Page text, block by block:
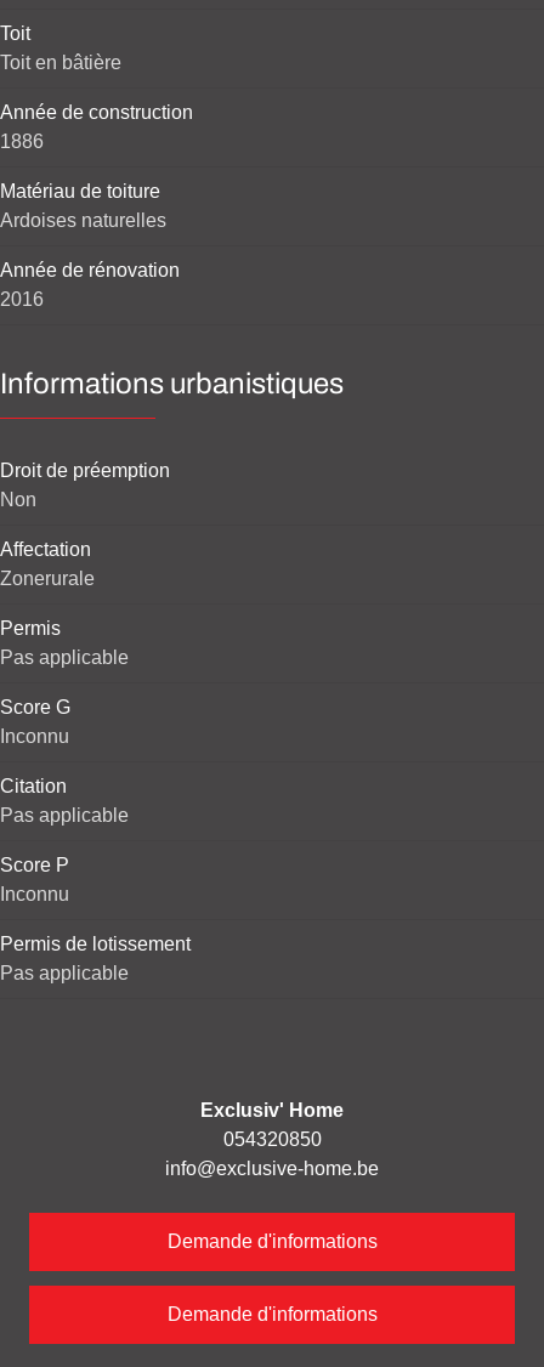
Toit
Toit en bâtière
Année de construction
1886
Matériau de toiture
Ardoises naturelles
Année de rénovation
2016
Informations urbanistiques
Droit de préemption
Non
Affectation
Zonerurale
Permis
Pas applicable
Score G
Inconnu
Citation
Pas applicable
Score P
Inconnu
Permis de lotissement
Pas applicable
Exclusiv' Home
054320850
info@exclusive-home.be
Demande d'informations
Demande d'informations